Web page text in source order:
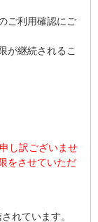
ご利用確認にご
が継続されるこ
し訳ございませ
をさせていただ
れています。